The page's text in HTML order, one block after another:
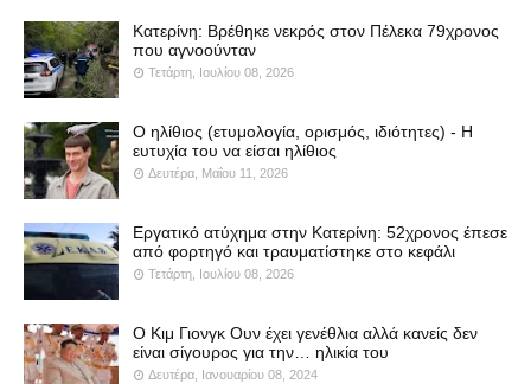
Κατερίνη: Βρέθηκε νεκρός στον Πέλεκα 79χρονος
που αγνοούνταν
Τετάρτη, Ιουλίου 08, 2026
Ο ηλίθιος (ετυμολογία, ορισμός, ιδιότητες) - Η
ευτυχία του να είσαι ηλίθιος
Δευτέρα, Μαΐου 11, 2026
Εργατικό ατύχημα στην Κατερίνη: 52χρονος έπεσε
από φορτηγό και τραυματίστηκε στο κεφάλι
Τετάρτη, Ιουλίου 08, 2026
Ο Κιμ Γιονγκ Ουν έχει γενέθλια αλλά κανείς δεν
είναι σίγουρος για την… ηλικία του
Δευτέρα, Ιανουαρίου 08, 2024